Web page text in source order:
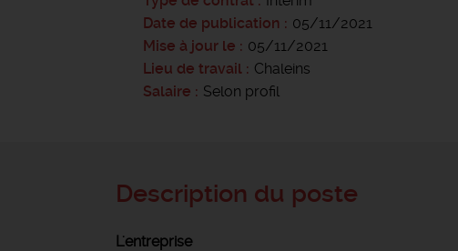
Date de publication
05/11/2021
Mise à jour le
05/11/2021
Lieu de travail
Chaleins
Salaire
Selon profil
Description du poste
L'entreprise